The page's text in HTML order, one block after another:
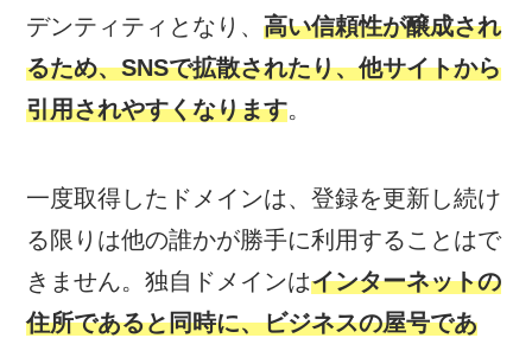
デンティティとなり、高い信頼性が醸成され
るため、SNSで拡散されたり、他サイトから
引用されやすくなります。
一度取得したドメインは、登録を更新し続け
る限りは他の誰かが勝手に利用することはで
きません。独自ドメインはインターネットの
住所であると同時に、ビジネスの屋号であ